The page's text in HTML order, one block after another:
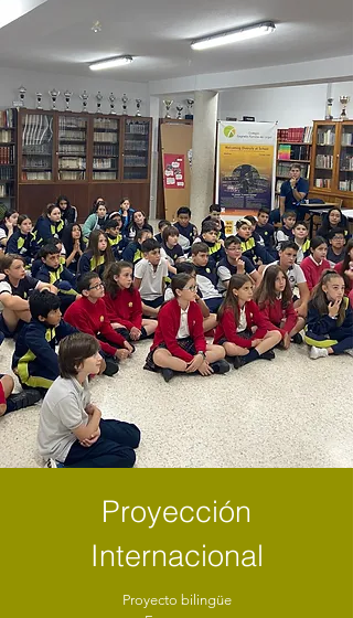
Proyección
Internacional
Proyecto bilingüe